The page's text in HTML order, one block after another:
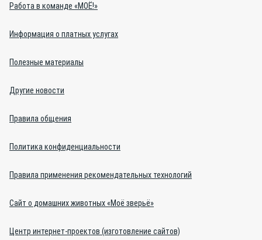
Работа в команде «МОЁ!»
Информация о платных услугах
Полезные материалы
Другие новости
Правила общения
Политика конфиденциальности
Правила применения рекомендательных технологий
Сайт о домашних животных «Моё зверьё»
Центр интернет-проектов (изготовление сайтов)